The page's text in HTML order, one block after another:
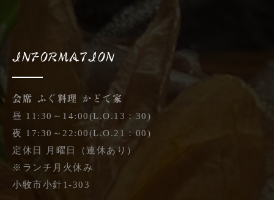
INFORMATION
会席 ふぐ料理 かどで家
昼 11:30～14:00(L.O.13：30)
夜 17:30～22:00(L.O.21：00)
定休日 月曜日（連休あり）
※ランチ月火休み
小牧市小針1-303